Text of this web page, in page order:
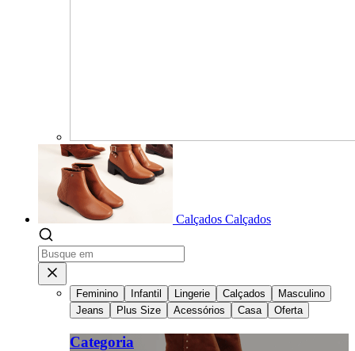
Calçados Calçados
Feminino Infantil Lingerie Calçados
Masculino
Jeans
Plus Size Acessórios Casa Oferta
Categoria